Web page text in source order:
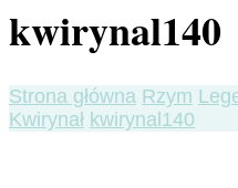
kwirynal140
Strona główna Rzym
Kwirynał kwirynal140